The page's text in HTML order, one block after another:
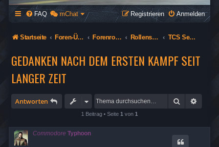
FAQ mChat Anmelden
Registrieren
Startseite Foren-Übersicht Forenrollenspiel (Öffentlich) Rollenspiel TCS Sewastopol - 278th Engel der Apokalypse
GEDANKEN NACH DEM ERSTEN KAMPF SEIT
LANGER ZEIT
Antworten Suche
1 Beitrag • Seite 1 von 1
Commodore Typhoon